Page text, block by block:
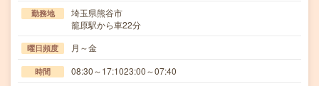
勤務地
埼玉県熊谷市
籠原駅から車22分
曜日頻度 月～金
時間 08:30～17:1023:00～07:40